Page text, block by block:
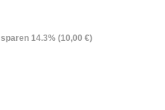
14.3% (10,00 €)